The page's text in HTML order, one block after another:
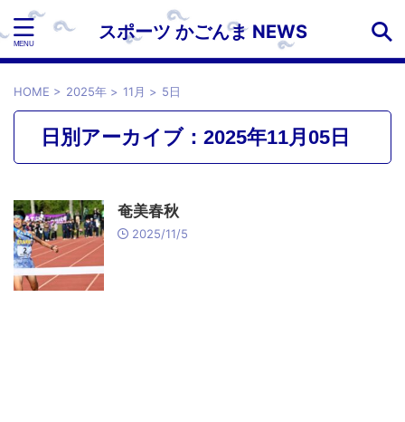
スポーツ かごんま NEWS
HOME > 2025年 > 11月 > 5日
日別アーカイブ：2025年11月05日
奄美春秋
2025/11/5